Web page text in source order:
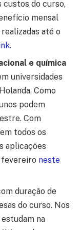
custos do curso,
mensal
até o
.
e química
universidades
Como
podem
Com
todos os
aplicações
fevereiro neste
duração de
do curso. Nos
na